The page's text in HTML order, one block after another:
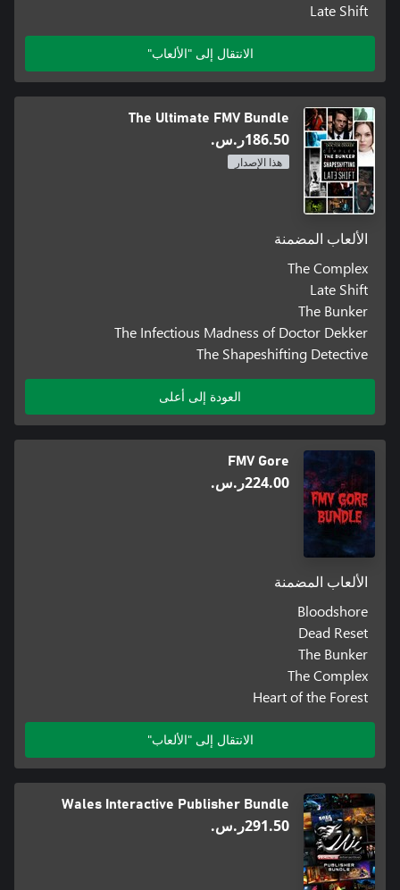
Late Shift
الانتقال إلى "الألعاب"
The Ultimate FMV Bundle
‪ر.س.‏‎186.50‬
هذا الإصدار
الألعاب المضمنة
The Complex
Late Shift
The Bunker
The Infectious Madness of Doctor Dekker
The Shapeshifting Detective
العودة إلى أعلى
FMV Gore
‪ر.س.‏‎224.00‬
الألعاب المضمنة
Bloodshore
Dead Reset
The Bunker
The Complex
Heart of the Forest
الانتقال إلى "الألعاب"
Wales Interactive Publisher Bundle
‪ر.س.‏‎291.50‬